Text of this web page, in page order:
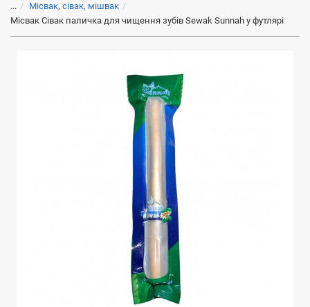
...
Місвак, сівак, мішвак
Місвак Сівак паличка для чищення зубів Sewak Sunnah у футлярі